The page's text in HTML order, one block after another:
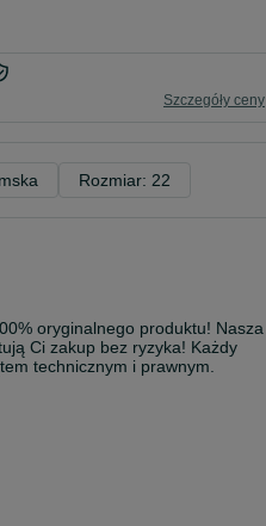
Szczegóły ceny
Rozmiar: 22
oryginalnego produktu! Nasza
Ci zakup bez ryzyka! Każdy
technicznym i prawnym.
POCHODZĄ W 100% Z